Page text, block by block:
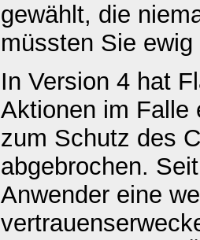
gewählt, die
müssten Sie
In Version 4 hat
Aktionen im Falle
zum Schutz des
abgebrochen.
Anwender eine